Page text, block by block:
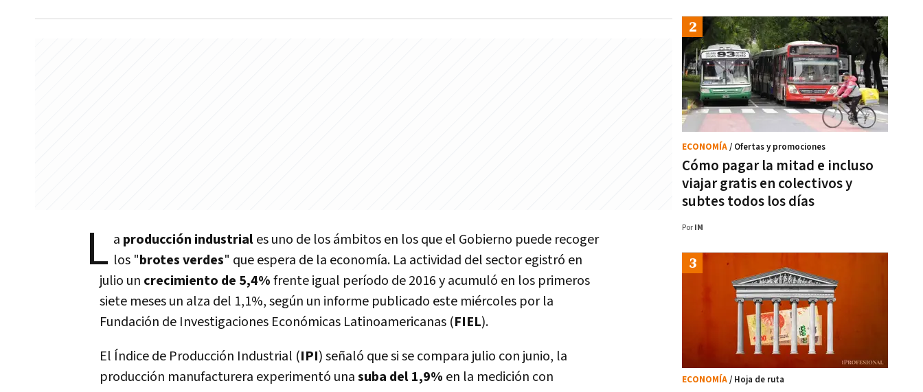
L a producción industriales uno de los ámbitos en los que el Gobierno puede recoger
los "brotes verdes" que espera de la economía. La actividad del sector egistró en
julio un crecimiento de 5,4%frente igual período de 2016 y acumuló en los primeros
siete meses un alza del 1,1%, según un informe publicado este miércoles por la
Fundación de Investigaciones Económicas Latinoamericanas (FIEL).
El Índice de Producción Industrial (IPI) señaló que si se compara julio con junio, la
producción manufacturera experimentó unasuba del 1,9% en la medición con
Cómo pagar la mitad e incluso
viajar gratis en colectivos y
subtes todos los días
ECONOMÍA/ Ofertas y promociones
Por IM
ECONOMÍA/ Hoja de ruta